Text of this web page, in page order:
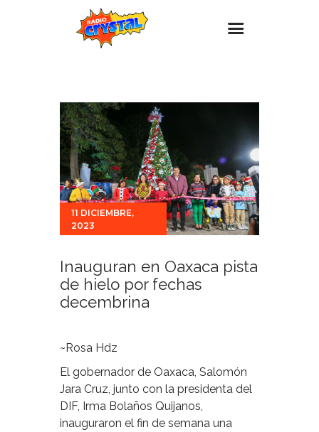
Estaciones
Eventos
Promociones
Noticias
Para ti
Contacto
11 DICIEMBRE,
2023
Inauguran en Oaxaca pista
de hielo por fechas
decembrina
~Rosa Hdz
El gobernador de Oaxaca, Salomón
Jara Cruz, junto con la presidenta del
DIF, Irma Bolaños Quijanos,
inauguraron el fin de semana una